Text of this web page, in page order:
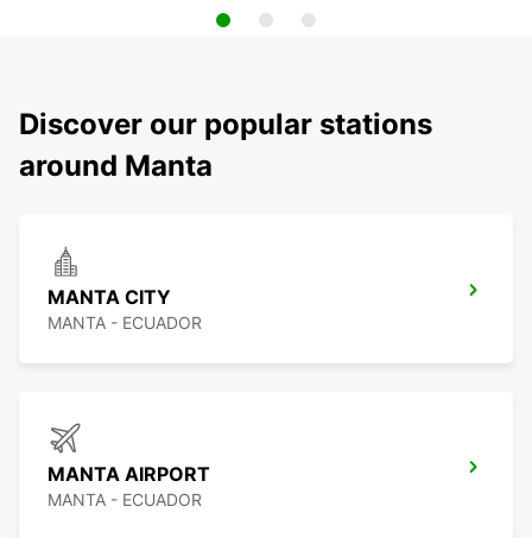
Discover our popular stations
around Manta
MANTA CITY
MANTA - ECUADOR
MANTA AIRPORT
MANTA - ECUADOR